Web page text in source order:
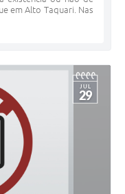
em Alto Taquari. Nas
JUL
29